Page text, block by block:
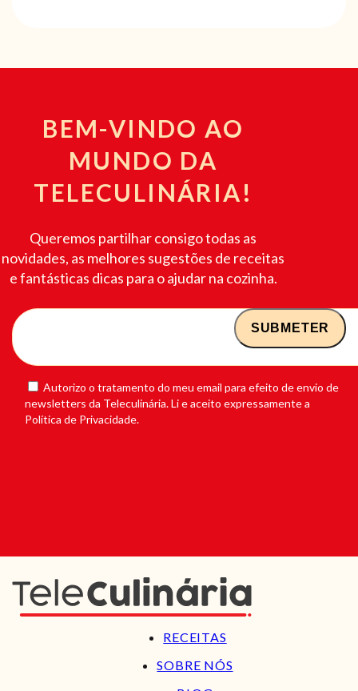
BEM-VINDO AO
MUNDO DA
TELECULINÁRIA!
Queremos partilhar consigo todas as
novidades, as melhores sugestões de receitas
e fantásticas dicas para o ajudar na cozinha.
Autorizo o tratamento do meu email para efeito de envio de
newsletters da Teleculinária. Li e aceito expressamente a
Política de Privacidade.
RECEITAS
SOBRE NÓS